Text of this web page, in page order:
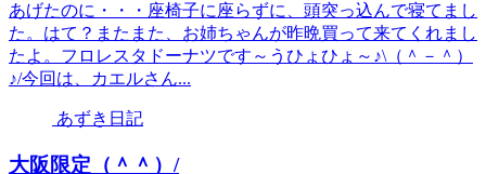
あげたのに・・・座椅子に座らずに、頭突っ込んで寝てまし
た。はて？またまた、お姉ちゃんが昨晩買って来てくれまし
たよ。フロレスタドーナツです～うひょひょ～♪\（＾－＾）
♪/今回は、カエルさん...
あずき日記
大阪限定（＾＾）/